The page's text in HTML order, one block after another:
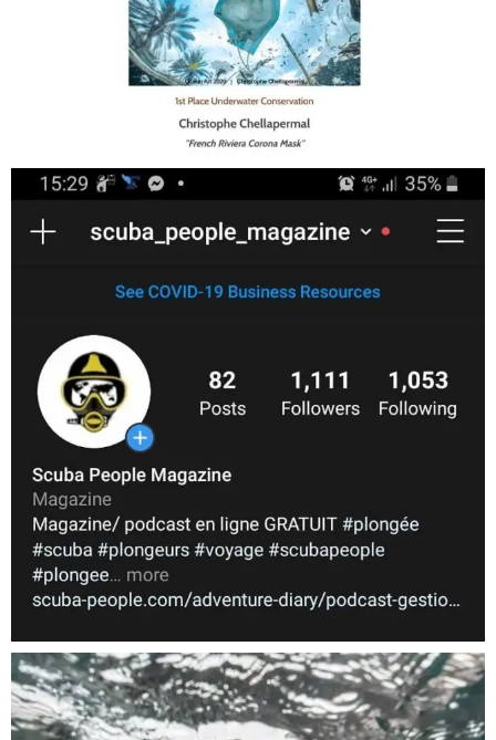
scuba_people_magazine
Nov 5
scuba_people_magazine